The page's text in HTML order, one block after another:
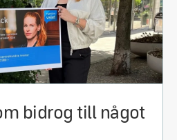
bidrog till något